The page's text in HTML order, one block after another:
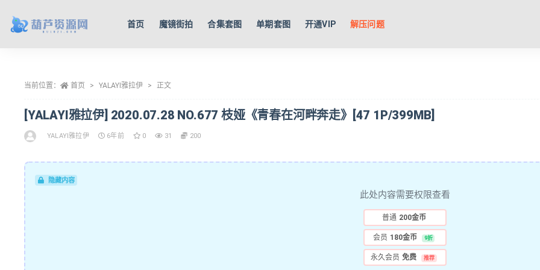
首页 魔镜街拍 合集套图 单期套图 开通VIP 解压问题
当前位置： 首页 YALAYI雅拉伊 正文
[YALAYI雅拉伊] 2020.07.28 NO.677 枝娅《青春在河畔奔走》[47 1P/399MB]
YALAYI雅拉伊 6年前 0 31 200
隐藏内容
此处内容需要权限查看
普通 200金币
会员 180金币 9折
永久会员 免费 推荐
全部